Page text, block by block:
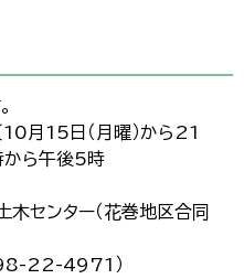
10月15日（月曜）から21
から午後5時
木センター（花巻地区合同
22-4971）